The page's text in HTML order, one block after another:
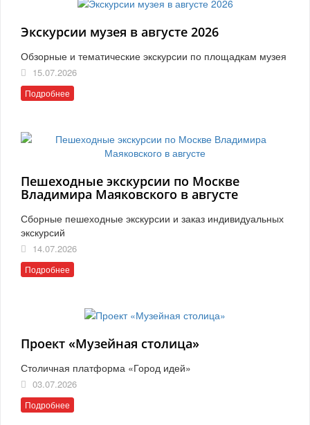
Экскурсии музея в августе 2026
Обзорные и тематические экскурсии по площадкам музея
15.07.2026
Подробнее
Пешеходные экскурсии по Москве
Владимира Маяковского в августе
Сборные пешеходные экскурсии и заказ индивидуальных
экскурсий
14.07.2026
Подробнее
Проект «Музейная столица»
Столичная платформа «Город идей»
03.07.2026
Подробнее